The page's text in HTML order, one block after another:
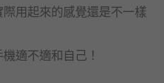
用起來的感覺還是不一樣
適不適和自己！